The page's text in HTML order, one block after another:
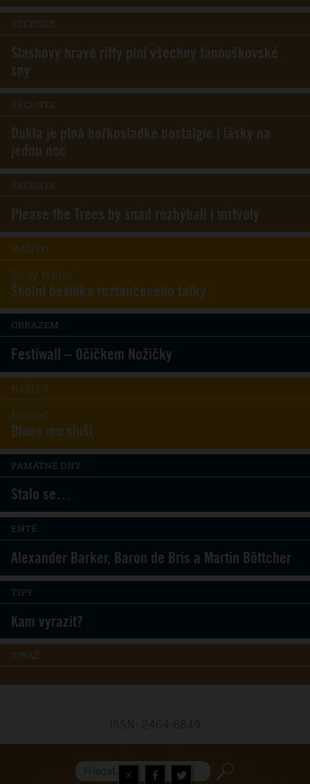
×
RECENZE
Slashovy hravé riffy plní všechny fanouškovské
sny
RECENZE
Dukla je plná hořkosladké nostalgie i lásky na
jednu noc
RECENZE
Please the Trees by snad rozhýbali i mrtvoly
NAŽIVO
Ricky Martin
Školní besídka roztančeného taťky
OBRAZEM
Festiwall – Očičkem Nožičky
NAŽIVO
Everlast
Blues mu sluší
PAMÁTNÉ DNY
Stalo se…
ENTÉ
Alexander Barker, Baron de Bris a Martin Böttcher
TIPY
Kam vyrazit?
TIRÁŽ
Hledat...